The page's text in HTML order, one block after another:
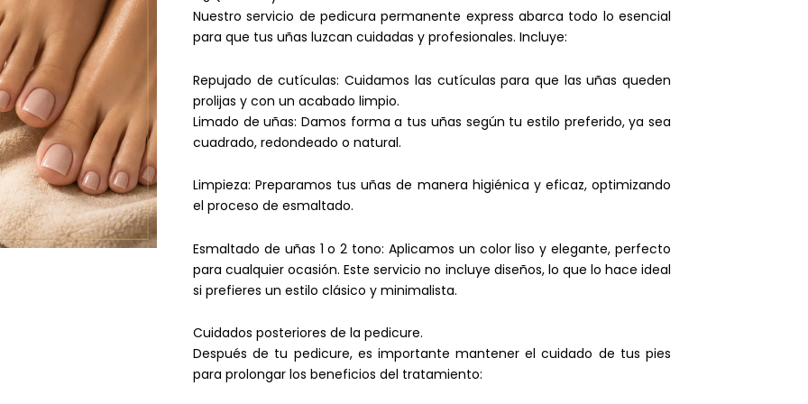
Nuestro servicio de pedicura permanente express abarca todo lo esencial
para que tus uñas luzcan cuidadas y profesionales. Incluye:
Repujado de cutículas: Cuidamos las cutículas para que las uñas queden
prolijas y con un acabado limpio.
Limado de uñas: Damos forma a tus uñas según tu estilo preferido, ya sea
cuadrado, redondeado o natural.
Limpieza: Preparamos tus uñas de manera higiénica y eficaz, optimizando
el proceso de esmaltado.
Esmaltado de uñas 1 o 2 tono: Aplicamos un color liso y elegante, perfecto
para cualquier ocasión. Este servicio no incluye diseños, lo que lo hace ideal
si prefieres un estilo clásico y minimalista.
Cuidados posteriores de la pedicure.
Después de tu pedicure, es importante mantener el cuidado de tus pies
para prolongar los beneficios del tratamiento: